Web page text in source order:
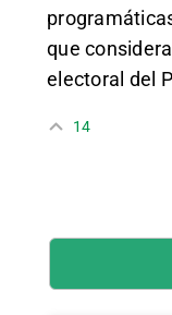
que
electoral del
14